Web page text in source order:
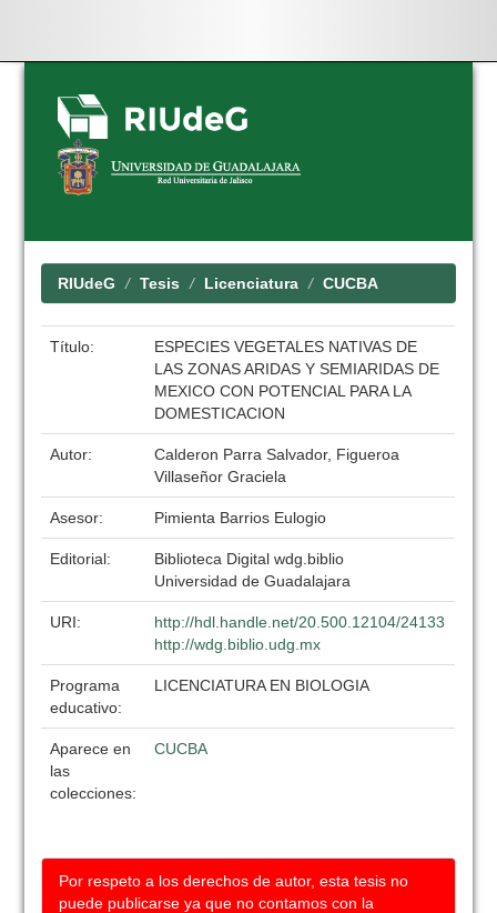
Skip
navigation
RIUdeG Tesis Licenciatura CUCBA
Título:
ESPECIES VEGETALES NATIVAS DE
LAS ZONAS ARIDAS Y SEMIARIDAS DE
MEXICO CON POTENCIAL PARA LA
DOMESTICACION
Autor:
Calderon Parra Salvador, Figueroa
Villaseñor Graciela
Asesor: Pimienta Barrios Eulogio
Editorial:
Biblioteca Digital wdg.biblio
Universidad de Guadalajara
URI:
http://hdl.handle.net/20.500.12104/24133
http://wdg.biblio.udg.mx
Programa
educativo:
LICENCIATURA EN BIOLOGIA
Aparece en
las
colecciones:
CUCBA
Por respeto a los derechos de autor, esta tesis no
puede publicarse ya que no contamos con la